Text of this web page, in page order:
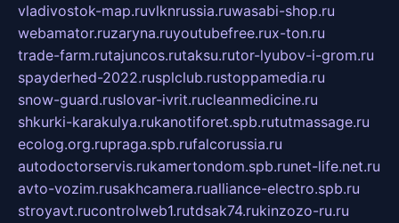
vladivostok-map.ruvlknrussia.ruwasabi-shop.ru
webamator.ruzaryna.ruyoutubefree.rux-ton.ru
trade-farm.rutajuncos.rutaksu.rutor-lyubov-i-grom.ru
spayderhed-2022.rusplclub.rustoppamedia.ru
snow-guard.ruslovar-ivrit.rucleanmedicine.ru
shkurki-karakulya.rukanotiforet.spb.rututmassage.ru
ecolog.org.rupraga.spb.rufalcorussia.ru
autodoctorservis.rukamertondom.spb.runet-life.net.ru
avto-vozim.rusakhcamera.rualliance-electro.spb.ru
stroyavt.rucontrolweb1.rutdsak74.rukinzozo-ru.ru